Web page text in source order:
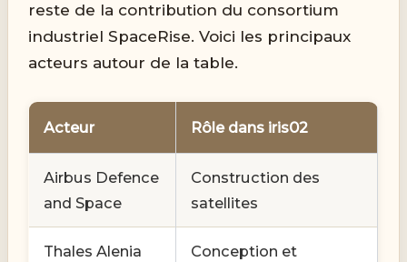
reste de la contribution du consortium
industriel SpaceRise. Voici les principaux
acteurs autour de la table.
Acteur Rôle dans iris02
Airbus Defence
and Space
Construction des
satellites
Thales Alenia
Conception et